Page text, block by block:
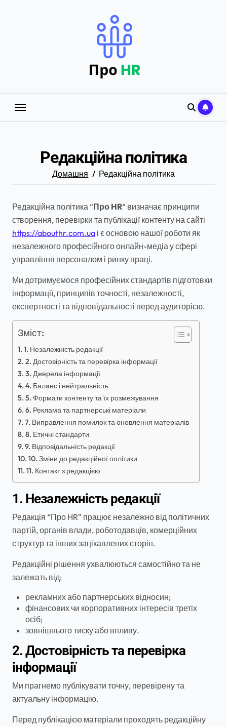
Редакційна політика
Домашня Редакційна політика
Редакційна політика “Про HR“ визначає принципи
створення, перевірки та публікації контенту на сайті
https://abouthr.com.ua і є основою нашої роботи як
незалежного професійного онлайн-медіа у сфері
управління персоналом і ринку праці.
Ми дотримуємося професійних стандартів підготовки
інформації, принципів точності, незалежності,
експертності та відповідальності перед аудиторією.
Зміст:
1. Незалежність редакції
2. Достовірність та перевірка інформації
3. Джерела інформації
4. Баланс і нейтральність
5. Формати контенту та їх розмежування
6. Реклама та партнерські матеріали
7. Виправлення помилок та оновлення матеріалів
8. Етичні стандарти
9. Відповідальність редакції
10. Зміни до редакційної політики
11. Контакт з редакцією
1. Незалежність редакції
Редакція “Про HR” працює незалежно від політичних
партій, органів влади, роботодавців, комерційних
структур та інших зацікавлених сторін.
Редакційні рішення ухвалюються самостійно та не
залежать від:
рекламних або партнерських відносин;
фінансових чи корпоративних інтересів третіх
осіб;
зовнішнього тиску або впливу.
2. Достовірність та перевірка
інформації
Ми прагнемо публікувати точну, перевірену та
актуальну інформацію.
Перед публікацією матеріали проходять редакційну